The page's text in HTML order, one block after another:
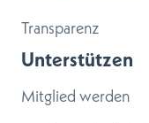
Transparenz
Unterstützen
Mitglied werden